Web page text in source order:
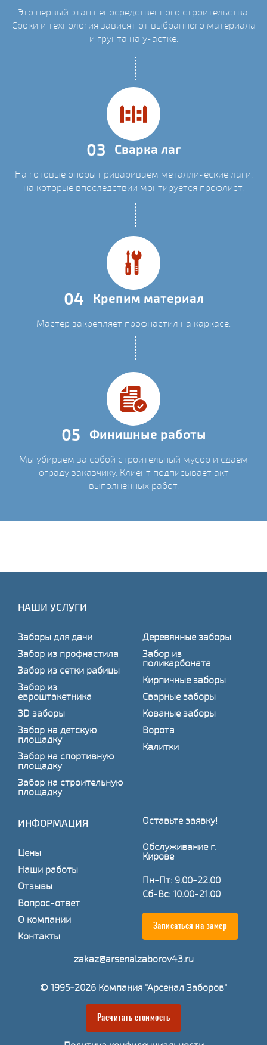
Это первый этап непосредственного строительства.
Сроки и технология зависят от выбранного материала
и грунта на участке.
03 Сварка лаг
На готовые опоры привариваем металлические лаги,
на которые впоследствии монтируется профлист.
04 Крепим материал
Мастер закрепляет профнастил на каркасе.
05 Финишные работы
Мы убираем за собой строительный мусор и сдаем
ограду заказчику. Клиент подписывает акт
выполненных работ.
НАШИ УСЛУГИ
Заборы для дачи
Забор из профнастила
Забор из сетки рабицы
Забор из
евроштакетника
3D заборы
Забор на детскую
площадку
Забор на спортивную
площадку
Забор на строительную
площадку
Деревянные заборы
Забор из
поликарбоната
Кирпичные заборы
Сварные заборы
Кованые заборы
Ворота
Калитки
ИНФОРМАЦИЯ
Цены
Наши работы
Отзывы
Вопрос-ответ
О компании
Контакты
Оставьте заявку!
Обслуживание г.
Кирове
Пн-Пт: 9.00-22.00
Сб-Вс: 10.00-21.00
Записаться на замер
zakaz@arsenalzaborov43.ru
© 1995-2026 Компания "Арсенал Заборов"
Расчитать стоимость